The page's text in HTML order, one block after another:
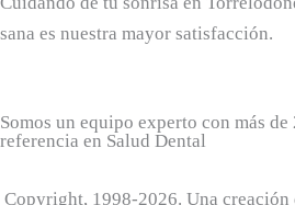
k
-
s
t
sana es nuestra mayor satisfacción.
Somos un equipo experto con más
referencia en Salud Dental
Copyright, 1998-2026. Una creación